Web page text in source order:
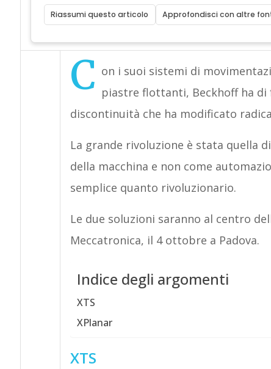
Riassumi questo articolo Approfondisci con altre
C on i suoi sistemi di
piastre flottanti, Beckhoff ha
discontinuità che ha modificato
La grande rivoluzione è stata quella
della macchina e non come
semplice quanto rivoluzionario.
Le due soluzioni saranno al centro
Meccatronica, il 4 ottobre a Padova.
Indice degli argomenti
XTS
XPlanar
XTS